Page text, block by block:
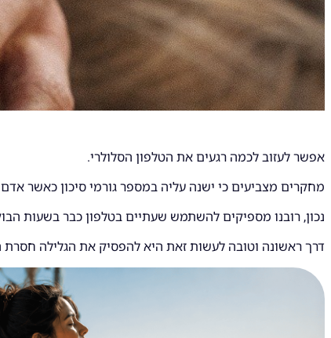
אפשר לעזוב לכמה רגעים את הטלפון הסלולרי.
מחקרים מצביעים כי ישנה עליה במספר גורמי סיכון כאשר
נכון, רובנו מספיקים להשתמש שעתיים בטלפון כבר בשעות
דרך ראשונה וטובה לעשות זאת היא להפסיק את הגלילה